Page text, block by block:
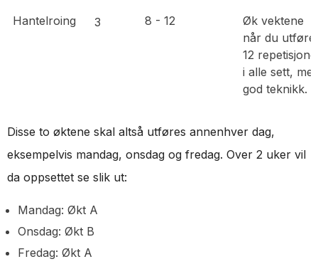
Hantelroing
3 8 - 12
Øk vektene
når du
12
i alle sett,
god teknikk.
Disse to øktene skal altså utføres annenhver dag,
eksempelvis mandag, onsdag og fredag. Over 2 uker vil
da oppsettet se slik ut:
Mandag: Økt A
Onsdag: Økt B
Fredag: Økt A